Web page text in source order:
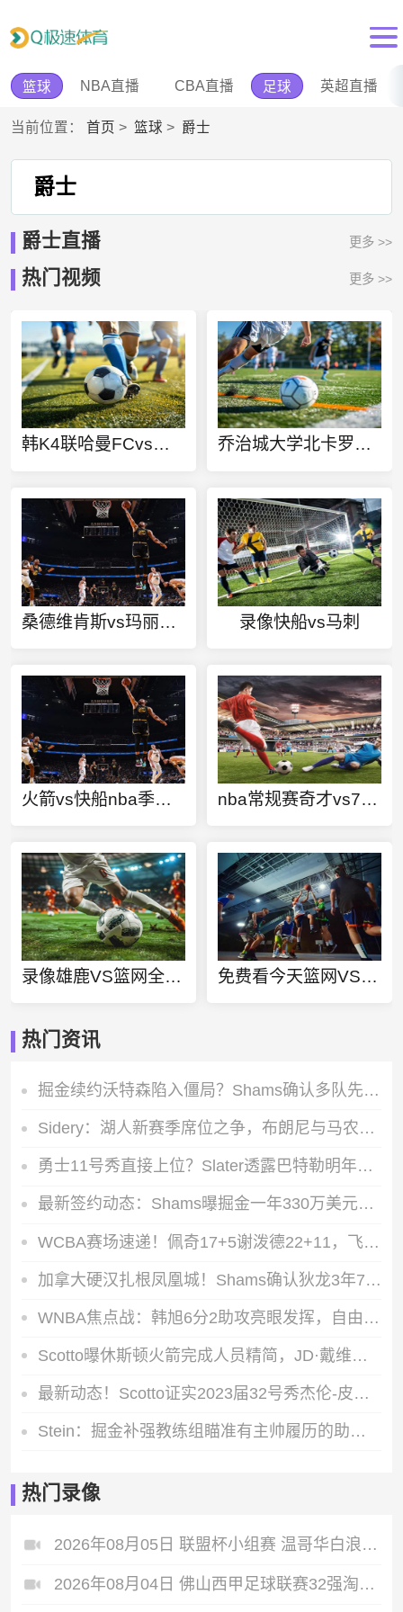
篮球 NBA直播 CBA直播 足球 英超直播
当前位置： 首页 > 篮球 > 爵士
爵士
爵士直播 更多 >>
热门视频 更多 >>
韩K4联哈曼FCvs平泽市民直播 乔治城大学北卡罗来纳大学今日赛事
桑德维肯斯vs玛丽港直播 录像快船vs马刺
火箭vs快船nba季后赛录像 nba常规赛奇才vs76人
录像雄鹿VS篮网全场录像 免费看今天篮网VS独行侠
热门资讯
掘金续约沃特森陷入僵局？Shams确认多队先签后换谈判仍在进行
Sidery：湖人新赛季席位之争，布朗尼与马农的最后一个轮换名额对决
勇士11号秀直接上位？Slater透露巴特勒明年2月复出，伦德伯格获重点培养
最新签约动态：Shams曝掘金一年330万美元拿下前马刺后卫朗尼-沃克
WCBA赛场速递！佩奇17+5谢泼德22+11，飞翼末节发力失误遭神秘人逆转
加拿大硬汉扎根凤凰城！Shams确认狄龙3年7300万提前续约太阳，铁血风格成队标
WNBA焦点战：韩旭6分2助攻亮眼发挥，自由人主场凭借斯图尔特28+8击败风暴
Scotto曝休斯顿火箭完成人员精简，JD·戴维森已不在阵中
最新动态！Scotto证实2023届32号秀杰伦-皮克特加盟快船，合同类型为双向合同
Stein：掘金补强教练组瞄准有主帅履历的助教，乔尔格成最终人选
热门录像
2026年08月05日 联盟杯小组赛 温哥华白浪 VS 亚特兰特 全场录像
2026年08月04日 佛山西甲足球联赛32强淘汰赛 肇庆恒骏成 VS 三七互娱 全场录像